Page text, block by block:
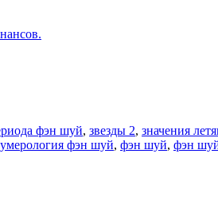
фэн шуй, звезды 2, значения
фэн шуй, фэн шуй, фэн